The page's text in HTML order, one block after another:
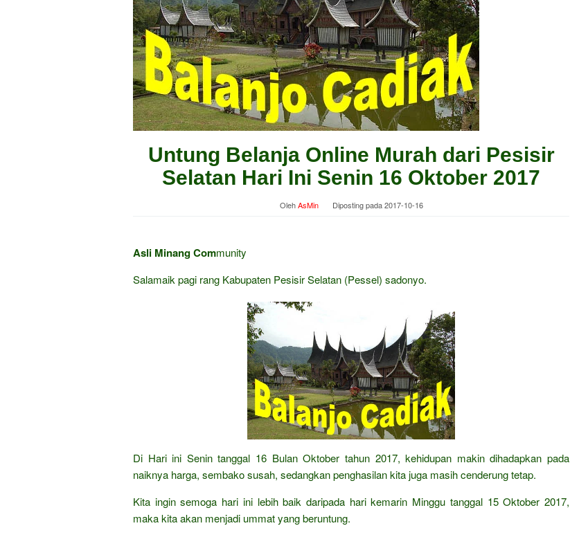
Untung Belanja Online Murah dari Pesisir
Selatan Hari Ini Senin 16 Oktober 2017
OlehAsMin Diposting pada2017-10-16
Asli Minang Community
Salamaik pagi rang Kabupaten Pesisir Selatan (Pessel) sadonyo.
Di Hari ini Senin tanggal 16 Bulan Oktober tahun 2017, kehidupan makin dihadapkan pada
naiknya harga, sembako susah, sedangkan penghasilan kita juga masih cenderung tetap.
Kita ingin semoga hari ini lebih baik daripada hari kemarin Minggu tanggal 15 Oktober 2017,
maka kita akan menjadi ummat yang beruntung.